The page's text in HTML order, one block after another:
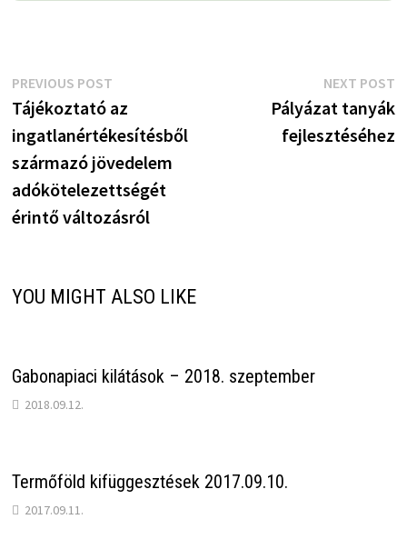
Bejegyzés
navigáció
PREVIOUS POSTPrevious
post:
Tájékoztató az
ingatlanértékesítésből
származó jövedelem
adókötelezettségét
érintő változásról
NEXT POST
Pályázat tanyák
fejlesztéséhez
YOU MIGHT ALSO LIKE
Gabonapiaci kilátások – 2018. szeptember
2018.09.12.
Termőföld kifüggesztések 2017.09.10.
2017.09.11.